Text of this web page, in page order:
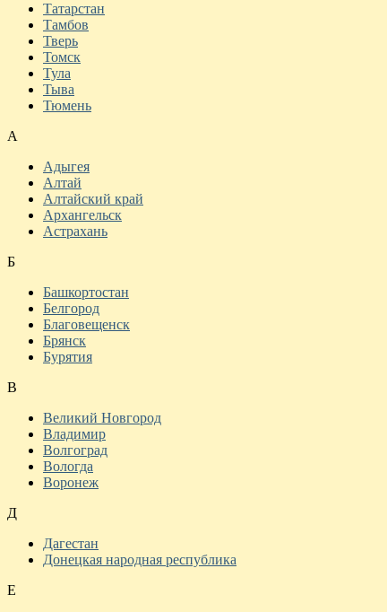
Татарстан
Тамбов
Тверь
Томск
Тула
Тыва
Тюмень
А
Адыгея
Алтай
Алтайский край
Архангельск
Астрахань
Б
Башкортостан
Белгород
Благовещенск
Брянск
Бурятия
В
Великий Новгород
Владимир
Волгоград
Вологда
Воронеж
Д
Дагестан
Донецкая народная республика
Е